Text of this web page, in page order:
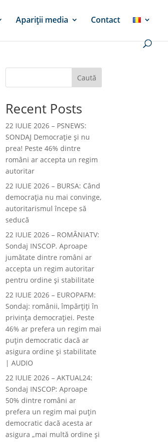
Apariții media Contact
Caută
Recent Posts
22 IULIE 2026 – PSNEWS:
SONDAJ Democrație și nu
prea! Peste 46% dintre
români ar accepta un regim
autoritar
22 IULIE 2026 – BURSA: Când
democraţia nu mai convinge,
autoritarismul începe să
seducă
22 IULIE 2026 – ROMÂNIATV:
Sondaj INSCOP. Aproape
jumătate dintre români ar
accepta un regim autoritar
pentru ordine și stabilitate
22 IULIE 2026 – EUROPAFM:
Sondaj: românii, împărțiți în
privința democrației. Peste
46% ar prefera un regim mai
puțin democratic dacă ar
asigura ordine și stabilitate
| AUDIO
22 IULIE 2026 – AKTUAL24:
Sondaj INSCOP: Aproape
50% dintre români ar
prefera un regim mai puțin
democratic dacă acesta ar
asigura „mai multă ordine și